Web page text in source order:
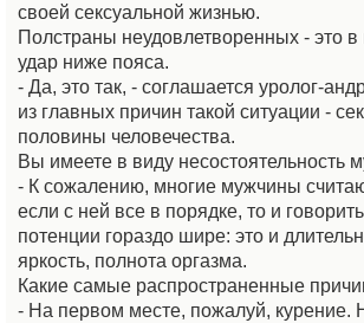
своей сексуальной жизнью.
Полстраны неудовлетворенных - это
удар ниже пояса.
- Да, это так, - соглашается уролог-
из главных причин такой ситуации -
половины человечества.
Вы имеете в виду несостоятельность
- К сожалению, многие мужчины
если с ней все в порядке, то и
потенции гораздо шире: это и
яркость, полнота оргазма.
Какие самые распространенные
- На первом месте, пожалуй,